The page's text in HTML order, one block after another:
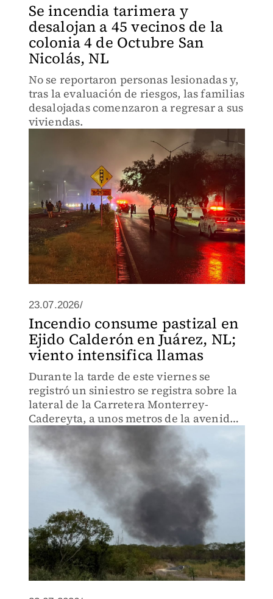
Se incendia tarimera y
desalojan a 45 vecinos de la
colonia 4 de Octubre San
Nicolás, NL
No se reportaron personas lesionadas y,
tras la evaluación de riesgos, las familias
desalojadas comenzaron a regresar a sus
viviendas.
23.07.2026/
Incendio consume pastizal en
Ejido Calderón en Juárez, NL;
viento intensifica llamas
Durante la tarde de este viernes se
registró un siniestro se registra sobre la
lateral de la Carretera Monterrey-
Cadereyta, a unos metros de la avenida
Águila Real.